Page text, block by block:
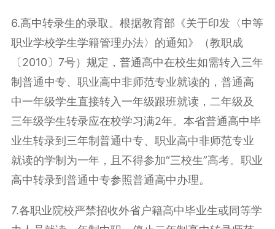
6.高中转录生的录取。根据教育部《关于印发〈中等
职业学校学生学籍管理办法〉的通知》（教职成
〔2010〕7号）规定，普通高中在校生如需转入三年
制普通中专、职业高中非师范专业就读的，普通高
中一年级学生直接转入一年级跟班就读，二年级及
三年级学生转录应在校学习满2年。本省普通高中毕
业生转录到三年制普通中专、职业高中非师范专业
就读的学制为一年，且不得参加“三校生”高考。职业
高中转录到普通中专参照普通高中办理。
7.各职业院校严禁招收外省户籍高中毕业生或同等学